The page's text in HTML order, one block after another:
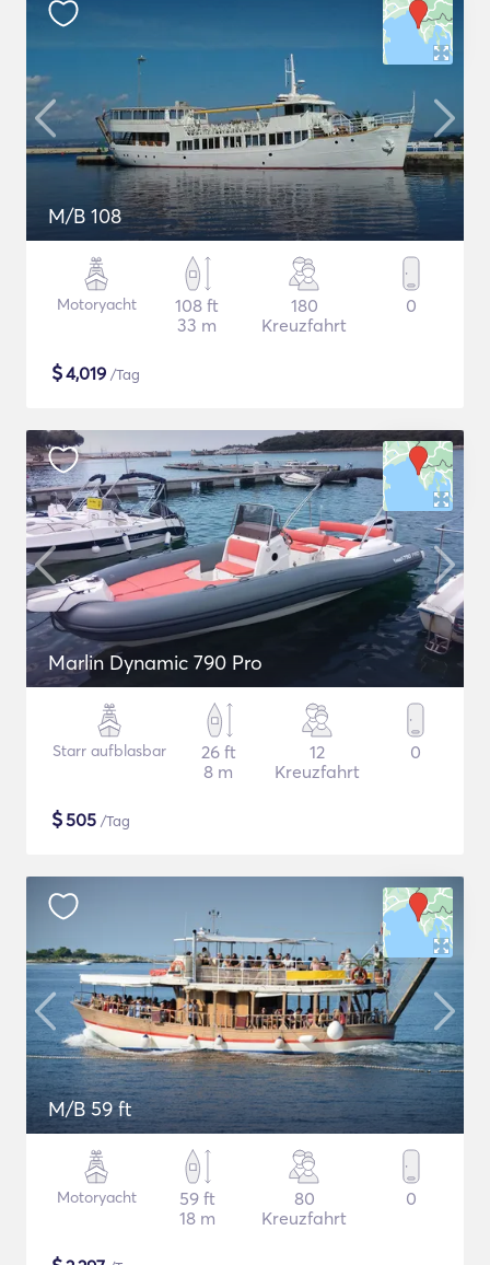
M/B 108
Motoryacht
108 ft
33 m
180
Kreuzfahrt
0
$4,019 /Tag
Marlin Dynamic 790 Pro
Starr aufblasbar
26 ft
8 m
12
Kreuzfahrt
0
$505 /Tag
M/B 59 ft
Motoryacht
59 ft
18 m
80
Kreuzfahrt
0